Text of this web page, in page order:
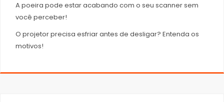
A poeira pode estar acabando com o seu scanner sem
você perceber!
O projetor precisa esfriar antes de desligar? Entenda os
motivos!